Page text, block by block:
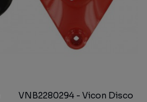
VNB2280294 - Vicon Disco